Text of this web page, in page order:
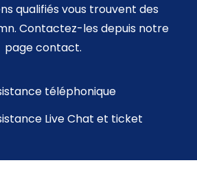
qualifiés vous trouvent des
Contactez-les depuis notre
page contact.
téléphonique
Live Chat et ticket